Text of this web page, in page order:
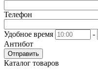
Телефон
Удобное время
-
Антибот
Отправить
Каталог товаров